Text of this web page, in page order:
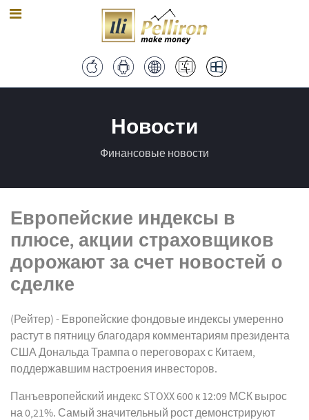
Новости
Финансовые новости
Европейские индексы в
плюсе, акции страховщиков
дорожают за счет новостей о
сделке
(Рейтер) - Европейские фондовые индексы умеренно
растут в пятницу благодаря комментариям президента
США Дональда Трампа о переговорах с Китаем,
поддержавшим настроения инвесторов.
Панъевропейский индекс STOXX 600 к 12:09 МСК вырос
на 0,21%. Самый значительный рост демонстрируют